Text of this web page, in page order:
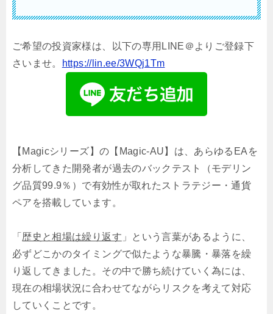
ご希望の投資家様は、以下の専用LINE＠よりご登録下
さいませ。
https://lin.ee/3WQj1Tm
【Magicシリーズ】の【Magic-AU】は、あらゆるEAを
分析してきた開発者が過去のバックテスト（モデリン
グ品質99.9％）で有効性が取れたストラテジー・通貨
ペアを搭載しています。
「 歴史と相場は繰り返す 」という言葉があるように、
必ずどこかのタイミングで似たような暴騰・暴落を繰
り返してきました。その中で勝ち続けていく為には、
現在の相場状況に合わせてながらリスクを考えて対応
していくことです。